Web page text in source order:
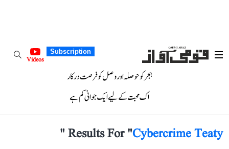
Subscription
Videos
ہجر کو حوصلہ اور وصل کو فرصت درکار
اک محبت کے لیے ایک جوانی کم ہے
Results For "Cybercrime Teaty
"